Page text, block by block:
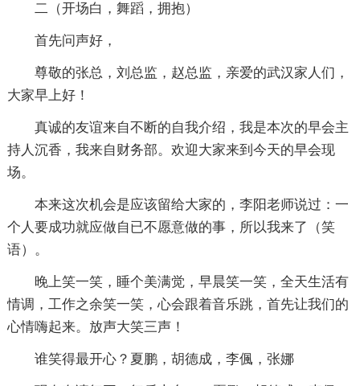
二（开场白，舞蹈，拥抱）
首先问声好，
尊敬的张总，刘总监，赵总监，亲爱的武汉家人们，
大家早上好！
真诚的友谊来自不断的自我介绍，我是本次的早会主
持人沉香，我来自财务部。欢迎大家来到今天的早会现
场。
本来这次机会是应该留给大家的，李阳老师说过：一
个人要成功就应做自已不愿意做的事，所以我来了（笑
语）。
晚上笑一笑，睡个美满觉，早晨笑一笑，全天生活有
情调，工作之余笑一笑，心会跟着音乐跳，首先让我们的
心情嗨起来。放声大笑三声！
谁笑得最开心？夏鹏，胡德成，李偑，张娜